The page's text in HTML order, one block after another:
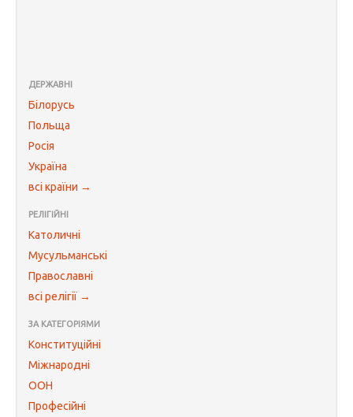
ДЕРЖАВНІ
Білорусь
Польща
Росія
Україна
всі країни →
РЕЛІГІЙНІ
Католичні
Мусульманські
Православні
всі релігії →
ЗА КАТЕГОРІЯМИ
Конституційні
Міжнародні
ООН
Професійні